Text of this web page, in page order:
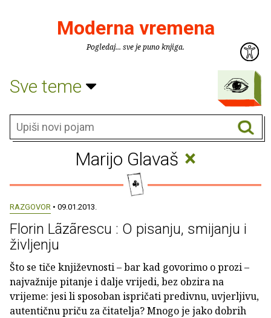
Moderna vremena
Pogledaj... sve je puno knjiga.
Sve teme
Marijo Glavaš ×
RAZGOVOR • 09.01.2013.
Florin Lãzãrescu : O pisanju, smijanju i
življenju
Što se tiče književnosti – bar kad govorimo o prozi –
najvažnije pitanje i dalje vrijedi, bez obzira na
vrijeme: jesi li sposoban ispričati predivnu, uvjerljivu,
autentičnu priču za čitatelja? Mnogo je jako dobrih